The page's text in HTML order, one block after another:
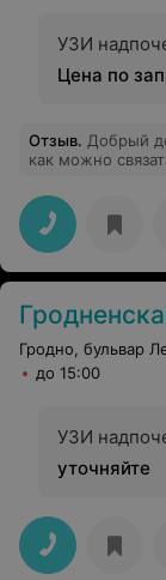
УЗИ
Цена по
Отзыв. Добрый
как можно связаться по viber
Ивановна
Гродненская областная
Гродно, бульвар
до 15:00
УЗИ
уточняйте